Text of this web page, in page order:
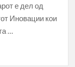
е дел од
Иновации кои
…